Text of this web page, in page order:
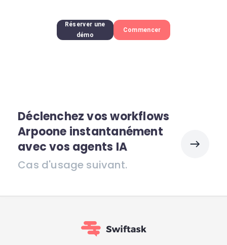
Réserver une
démo
Commencer
Déclenchez vos workflows
Arpoone instantanément
avec vos agents IA
Cas d'usage suivant.